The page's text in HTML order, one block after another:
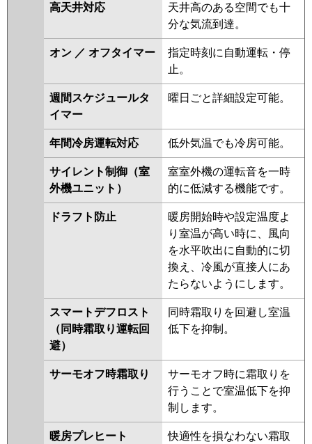
P40T6GN1
高天井対応
天井高のある空間でも十
分な気流到達。
オン ／ オフタイマー
指定時刻に自動運転・停
止。
週間スケジュールタ
イマー
曜日ごと詳細設定可能。
年間冷房運転対応 低外気温でも冷房可能。
サイレント制御（室
外機ユニット）
室室外機の運転音を一時
的に低減する機能です。
ドラフト防止
暖房開始時や設定温度よ
り室温が高い時に、風向
を水平吹出に自動的に切
換え、冷風が直接人にあ
たらないようにします。
スマートデフロスト
（同時霜取り運転回
避）
同時霜取りを回避し室温
低下を抑制。
サーモオフ時霜取り
サーモオフ時に霜取りを
行うことで室温低下を抑
制します。
暖房プレヒート
快適性を損なわない霜取